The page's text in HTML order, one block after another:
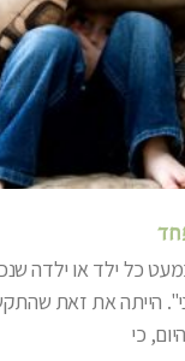
כל ילד או ילדה
הייתה את זאת
כי